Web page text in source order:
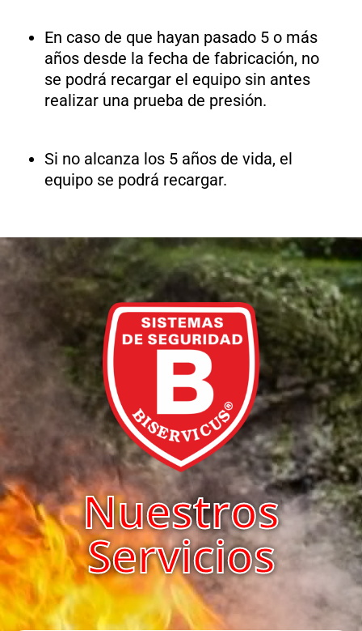
En caso de que hayan pasado 5 o más
años desde la fecha de fabricación, no
se podrá recargar el equipo sin antes
realizar una prueba de presión.
Si no alcanza los 5 años de vida, el
equipo se podrá recargar.
Nuestros
Servicios